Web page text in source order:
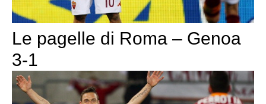
Le pagelle di Roma – Genoa
3-1